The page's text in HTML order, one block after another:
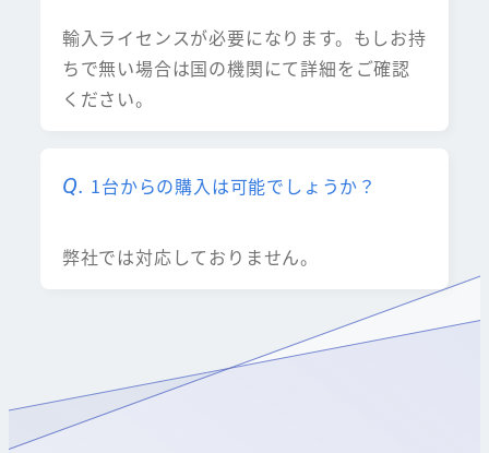
輸入ライセンスが必要になります。もしお持
ちで無い場合は国の機関にて詳細をご確認
ください。
1台からの購入は可能でしょうか？
弊社では対応しておりません。